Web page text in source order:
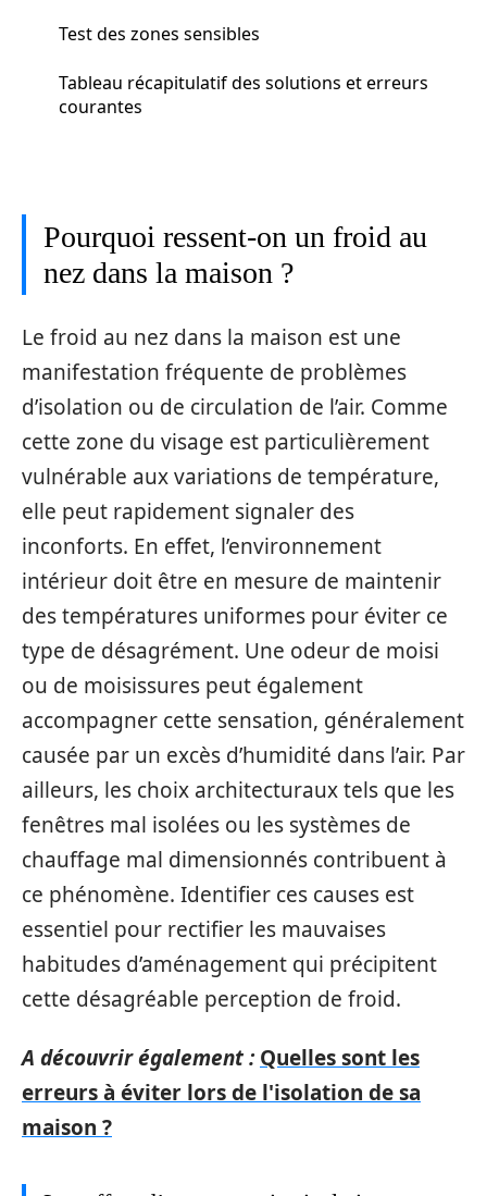
Test des zones sensibles
Tableau récapitulatif des solutions et erreurs
courantes
Pourquoi ressent-on un froid au
nez dans la maison ?
Le froid au nez dans la maison est une
manifestation fréquente de problèmes
d’isolation ou de circulation de l’air. Comme
cette zone du visage est particulièrement
vulnérable aux variations de température,
elle peut rapidement signaler des
inconforts. En effet, l’environnement
intérieur doit être en mesure de maintenir
des températures uniformes pour éviter ce
type de désagrément. Une odeur de moisi
ou de moisissures peut également
accompagner cette sensation, généralement
causée par un excès d’humidité dans l’air. Par
ailleurs, les choix architecturaux tels que les
fenêtres mal isolées ou les systèmes de
chauffage mal dimensionnés contribuent à
ce phénomène. Identifier ces causes est
essentiel pour rectifier les mauvaises
habitudes d’aménagement qui précipitent
cette désagréable perception de froid.
A découvrir également : Quelles sont les
erreurs à éviter lors de l'isolation de sa
maison ?